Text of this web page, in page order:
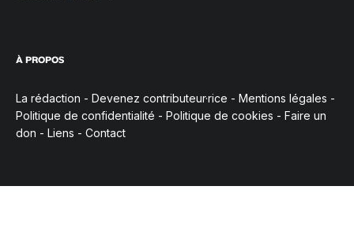
À PROPOS
La rédaction - Devenez contributeur·rice - Mentions légales -
Politique de confidentialité - Politique de cookies - Faire un
don - Liens - Contact